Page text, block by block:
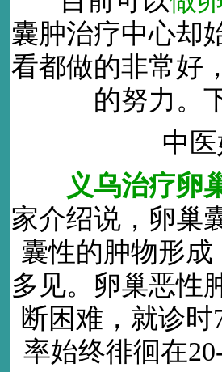
囊肿治疗中心却
看都做的非常好
的努力。
中
义乌治疗卵
家介绍说，卵巢
囊性的肿物形
多见。卵巢恶性
断困难，就诊时
率始终徘徊在